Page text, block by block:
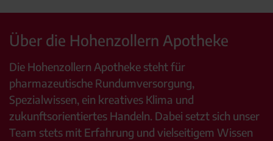
Über die Hohenzollern Apotheke
Die Hohenzollern Apotheke steht für
pharmazeutische Rundumversorgung,
Spezialwissen, ein kreatives Klima und
zukunftsorientiertes Handeln. Dabei setzt sich unser
Team stets mit Erfahrung und vielseitigem Wissen